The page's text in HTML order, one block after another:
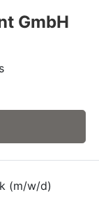
GmbH
(m/w/d)